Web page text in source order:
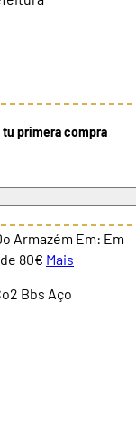
primera compra
Armazém Em: Em
80€ Mais
Bbs Aço